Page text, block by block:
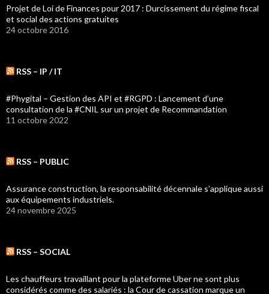
Projet de Loi de Finances pour 2017 : Durcissement du régime fiscal
et social des actions gratuites
24 octobre 2016
RSS – IP / IT
#Phygital – Gestion des API et #RGPD : Lancement d’une
consultation de la #CNIL sur un projet de Recommandation
11 octobre 2022
RSS – PUBLIC
Assurance construction, la responsabilité décennale s’applique aussi
aux équipements industriels.
24 novembre 2025
RSS – SOCIAL
Les chauffeurs travaillant pour la plateforme Uber ne sont plus
considérés comme des salariés : la Cour de cassation marque un